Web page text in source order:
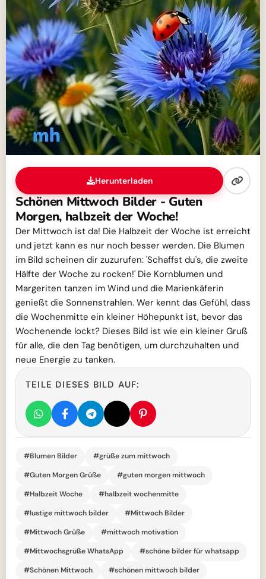
Herunterladen
Schönen Mittwoch Bilder - Guten
Morgen, halbzeit der Woche!
Der Mittwoch ist da! Die Halbzeit der Woche ist erreicht
und jetzt kann es nur noch besser werden. Die Blumen
im Bild scheinen dir zuzurufen: 'Schaffst du's, die zweite
Hälfte der Woche zu rocken!' Die Kornblumen und
Margeriten tanzen im Wind und die Marienkäferin
genießt die Sonnenstrahlen. Wer kennt das Gefühl, dass
die Wochenmitte ein kleiner Höhepunkt ist, bevor das
Wochenende lockt? Dieses Bild ist wie ein kleiner Gruß
für alle, die den Tag benötigen, um durchzuhalten und
neue Energie zu tanken.
TEILE DIESES BILD AUF:
#Blumen Bilder
#grüße zum mittwoch
#Guten Morgen Grüße
#guten morgen mittwoch
#Halbzeit Woche
#halbzeit wochenmitte
#lustige mittwoch bilder
#Mittwoch Bilder
#Mittwoch Grüße
#mittwoch motivation
#Mittwochsgrüße WhatsApp
#schöne bilder für whatsapp
#Schönen Mittwoch
#schönen mittwoch bilder